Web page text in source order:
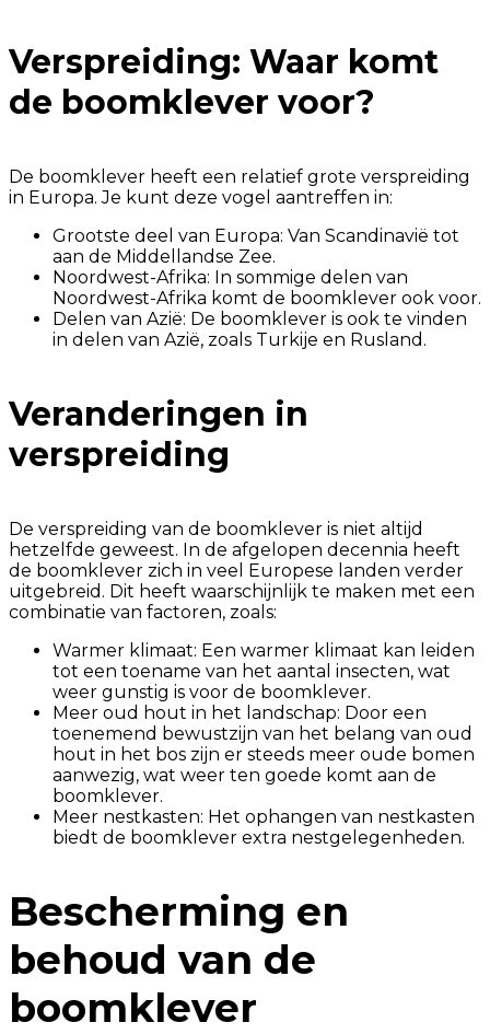
Verspreiding: Waar komt
de boomklever voor?
De boomklever heeft een relatief grote verspreiding
in Europa. Je kunt deze vogel aantreffen in:
Grootste deel van Europa: Van Scandinavië tot
aan de Middellandse Zee.
Noordwest-Afrika: In sommige delen van
Noordwest-Afrika komt de boomklever ook voor.
Delen van Azië: De boomklever is ook te vinden
in delen van Azië, zoals Turkije en Rusland.
Veranderingen in
verspreiding
De verspreiding van de boomklever is niet altijd
hetzelfde geweest. In de afgelopen decennia heeft
de boomklever zich in veel Europese landen verder
uitgebreid. Dit heeft waarschijnlijk te maken met een
combinatie van factoren, zoals:
Warmer klimaat: Een warmer klimaat kan leiden
tot een toename van het aantal insecten, wat
weer gunstig is voor de boomklever.
Meer oud hout in het landschap: Door een
toenemend bewustzijn van het belang van oud
hout in het bos zijn er steeds meer oude bomen
aanwezig, wat weer ten goede komt aan de
boomklever.
Meer nestkasten: Het ophangen van nestkasten
biedt de boomklever extra nestgelegenheden.
Bescherming en
behoud van de
boomklever